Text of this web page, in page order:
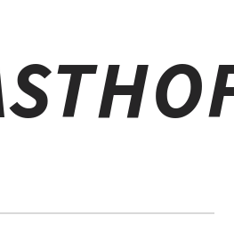
FOOD